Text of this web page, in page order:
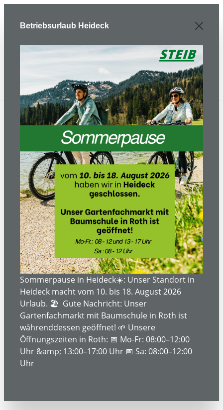
Profitieren Sie von 30 Jahren
Erfahrung mit Mährobotern.
Mit bereits 4.000 installierten
Mährobotern haben wir die
unterschiedlichsten
Herausforderungen gesehen und
gemeistert.
Wir finden für jede Fläche die
passende Lösung, damit Sie Ihre
Zeit besser nutzen können als mit
Rasen mähen.
Betriebsurlaub Heideck
Sommerpause in Heideck☀️: Unser Standort in
Heideck macht vom 10. bis 18. August 2026
Urlaub. 🏖️ Gute Nachricht: Unser
Gartenfachmarkt mit Baumschule in Roth ist
währenddessen geöffnet! 🌱 Unsere
Öffnungszeiten in Roth: 📅 Mo-Fr: 08:00–12:00
Uhr &amp; 13:00–17:00 Uhr 📅 Sa: 08:00–12:00
Uhr